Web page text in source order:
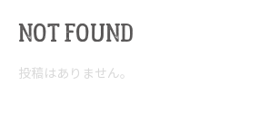
NOT FOUND
投稿はありません。